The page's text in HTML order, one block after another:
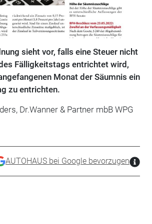
sieht vor, falls eine Steuer nicht
Fälligkeitstags entrichtet wird,
Monat der Säumnis ein
zu entrichten.
Dr.Wanner & Partner mbB WPG
AUTOHAUS bei Google bevorzugen